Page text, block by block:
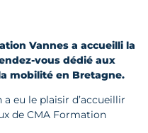
Vannes a accueilli la
vous dédié aux
mobilité en Bretagne.
eu le plaisir d’accueillir
de CMA Formation